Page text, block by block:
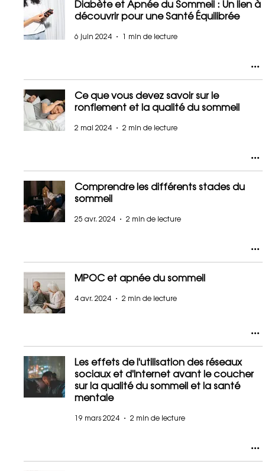
Diabète et Apnée du Sommeil : Un lien à
découvrir pour une Santé Équilibrée
6 juin 2024 1 min de lecture
Ce que vous devez savoir sur le
ronflement et la qualité du sommeil
2 mai 2024 2 min de lecture
Comprendre les différents stades du
sommeil
25 avr. 2024 2 min de lecture
MPOC et apnée du sommeil
4 avr. 2024 2 min de lecture
Les effets de l'utilisation des réseaux
sociaux et d'Internet avant le coucher
sur la qualité du sommeil et la santé
mentale
19 mars 2024 2 min de lecture